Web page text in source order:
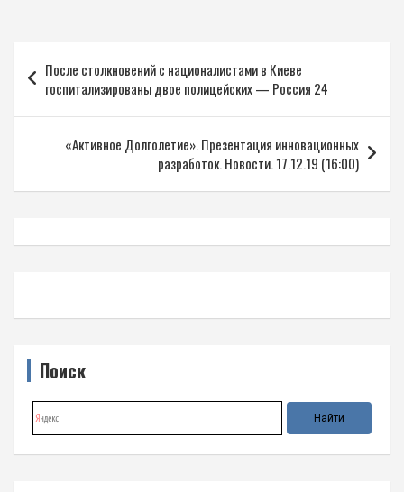
по
записям
После столкновений с националистами в Киеве
госпитализированы двое полицейских — Россия 24
«Активное Долголетие». Презентация инновационных
разработок. Новости. 17.12.19 (16:00)
Поиск